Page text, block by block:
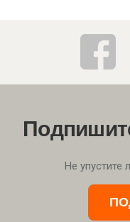
Не упустите